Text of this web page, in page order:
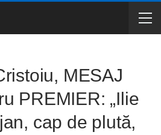
MESAJ
PREMIER: „Ilie
cap de plută,